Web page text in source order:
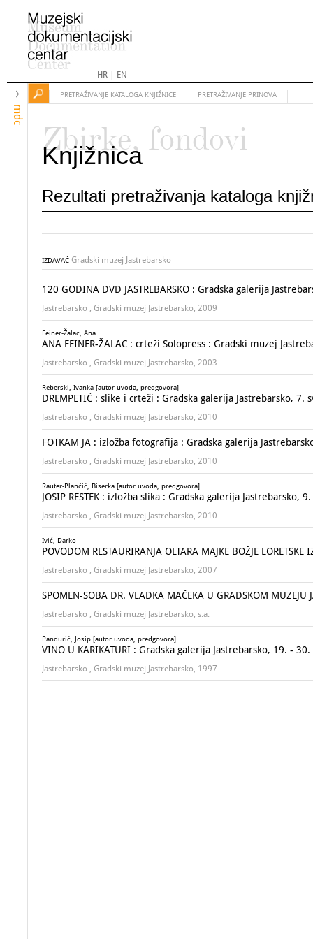
HR| EN
mdc
PRETRAŽIVANJE KATALOGA KNJIŽNICE PRETRAŽIVANJE PRINOVA
Zbirke, fondovi
Knjižnica
Rezultati pretraživanja kataloga
IZDAVAČ Gradski muzej Jastrebarsko
120 GODINA DVD JASTREBARSKO : Gradska galerija
Jastrebarsko , Gradski muzej Jastrebarsko, 2009
Feiner-Žalac, Ana
ANA FEINER-ŽALAC : crteži Solopress : Gradski muzej
Jastrebarsko , Gradski muzej Jastrebarsko, 2003
Reberski, Ivanka [autor uvoda, predgovora]
DREMPETIĆ : slike i crteži : Gradska galerija Jastrebarsko, 7.
Jastrebarsko , Gradski muzej Jastrebarsko, 2010
FOTKAM JA : izložba fotografija : Gradska galerija
Jastrebarsko , Gradski muzej Jastrebarsko, 2010
Rauter-Plančić, Biserka [autor uvoda, predgovora]
JOSIP RESTEK : izložba slika : Gradska galerija Jastrebarsko,
Jastrebarsko , Gradski muzej Jastrebarsko, 2010
Ivić, Darko
POVODOM RESTAURIRANJA OLTARA MAJKE BOŽJE LORETSKE
Jastrebarsko , Gradski muzej Jastrebarsko, 2007
SPOMEN-SOBA DR. VLADKA MAČEKA U GRADSKOM MUZEJU
Jastrebarsko , Gradski muzej Jastrebarsko, s.a.
Pandurić, Josip [autor uvoda, predgovora]
VINO U KARIKATURI : Gradska galerija Jastrebarsko, 19. -
Jastrebarsko , Gradski muzej Jastrebarsko, 1997